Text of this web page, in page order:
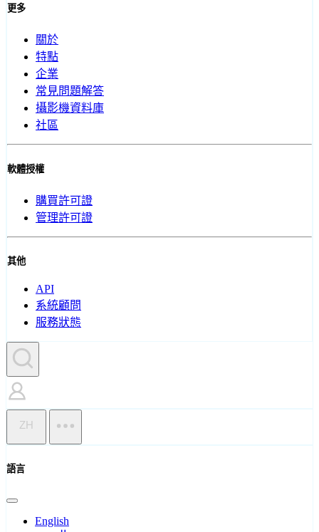
更多
關於
特點
企業
常見問題解答
攝影機資料庫
社區
軟體授權
購買許可證
管理許可證
其他
API
系統顧問
服務狀態
ZH
語言
English